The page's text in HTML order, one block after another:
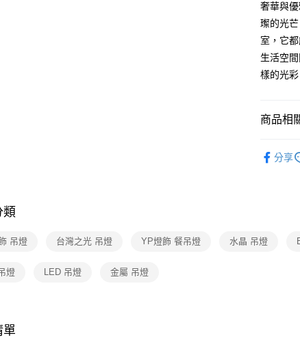
AFTEE
相關說明
【關於「
AFTEE
２．便
【「
絡購買
ATM付款
運送方
新竹貨運
奢華與
璨的光
室，它
生活空
樣的光彩
商品相
分享
類
吊燈 台灣之光 吊燈 YP燈飾 餐吊燈 水晶 吊燈
燈 LED 吊燈 金屬 吊燈
單